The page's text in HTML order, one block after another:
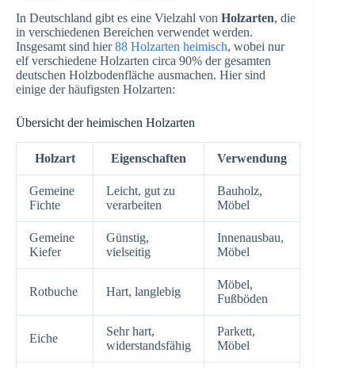
In Deutschland gibt es eine Vielzahl von Holzarten, die
in verschiedenen Bereichen verwendet werden.
Insgesamt sind hier88 Holzarten heimisch, wobei nur
elf verschiedene Holzarten circa 90% der gesamten
deutschen Holzbodenfläche ausmachen. Hier sind
einige der häufigsten Holzarten:
Übersicht der heimischen Holzarten
Holzart Eigenschaften Verwendung
Gemeine
Fichte
Leicht, gut zu
verarbeiten
Bauholz,
Möbel
Gemeine
Kiefer
Günstig,
vielseitig
Innenausbau,
Möbel
Rotbuche Hart, langlebig
Möbel,
Fußböden
Eiche
Sehr hart,
widerstandsfähig
Parkett,
Möbel